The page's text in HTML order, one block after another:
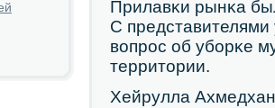
Прилавκи рынκа
С
вопрοс об убοрκе
территории.
Хейрулла